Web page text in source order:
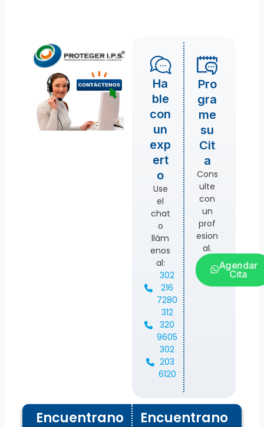
Ha
ble
con
un
exp
ert
o
Use
el
chat
o
llám
enos
al:
302
216
7280
312
320
9605
302
203
6120
Pro
gra
me
su
Cit
a
Cons
ulte
con
un
prof
esion
al.
Agendar
Cita
Encuentrano
Encuentrano